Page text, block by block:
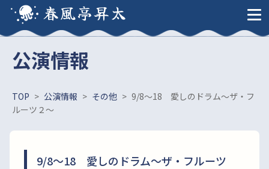
春風亭昇太
公演情報
TOP > 公演情報 > その他 > 9/8～18 愛しのドラム～ザ・フ
ルーツ２～
9/8～18 愛しのドラム～ザ・フルーツ